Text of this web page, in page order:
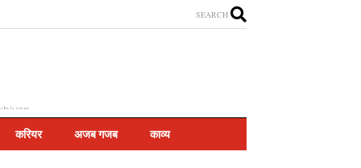
SEARCH
करियर अजब गजब काव्य